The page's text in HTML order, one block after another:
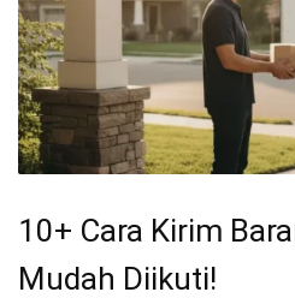
10+ Cara Kirim
Mudah Diikuti!